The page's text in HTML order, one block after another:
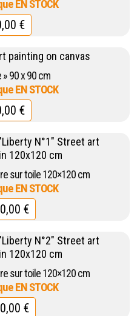
€
» 90 x 90 cm
€
sur toile 120×120 cm
€
sur toile 120×120 cm
€